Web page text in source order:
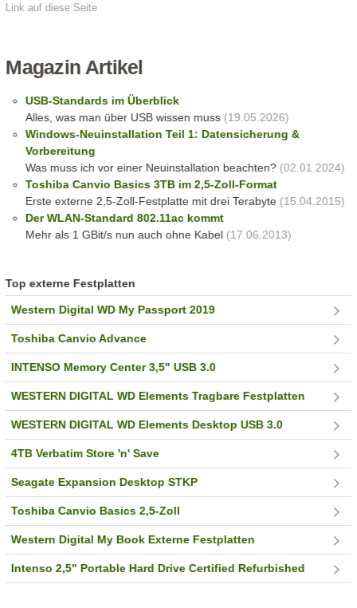
Link auf diese Seite
Magazin Artikel
USB-Standards im Überblick
Alles, was man über USB wissen muss(19.05.2026)
Windows-Neuinstallation Teil 1: Datensicherung &
Vorbereitung
Was muss ich vor einer Neuinstallation beachten?(02.01.2024)
Toshiba Canvio Basics 3TB im 2,5-Zoll-Format
Erste externe 2,5-Zoll-Festplatte mit drei Terabyte (15.04.2015)
Der WLAN-Standard 802.11ac kommt
Mehr als 1 GBit/s nun auch ohne Kabel(17.06.2013)
Top externe Festplatten
Western Digital WD My Passport 2019
Toshiba Canvio Advance
INTENSO Memory Center 3,5" USB 3.0
WESTERN DIGITAL WD Elements Tragbare Festplatten
WESTERN DIGITAL WD Elements Desktop USB 3.0
4TB Verbatim Store 'n' Save
Seagate Expansion Desktop STKP
Toshiba Canvio Basics 2,5-Zoll
Western Digital My Book Externe Festplatten
Intenso 2,5" Portable Hard Drive Certified Refurbished